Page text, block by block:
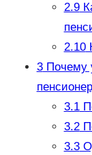
2.9
2.10
3Почему
3.1
3.2
3.3